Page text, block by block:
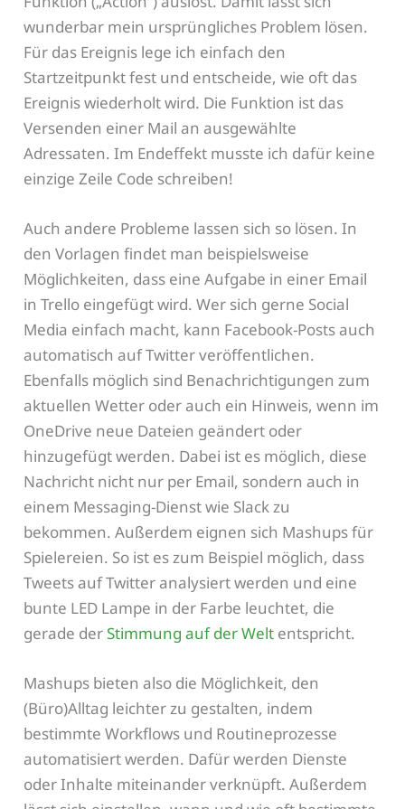
wunderbar mein ursprüngliches Problem lösen.
Für das Ereignis lege ich einfach den
Startzeitpunkt fest und entscheide, wie oft das
Ereignis wiederholt wird. Die Funktion ist das
Versenden einer Mail an ausgewählte
Adressaten. Im Endeffekt musste ich dafür keine
einzige Zeile Code schreiben!
Auch andere Probleme lassen sich so lösen. In
den Vorlagen findet man beispielsweise
Möglichkeiten, dass eine Aufgabe in einer Email
in Trello eingefügt wird. Wer sich gerne Social
Media einfach macht, kann Facebook-Posts auch
automatisch auf Twitter veröffentlichen.
Ebenfalls möglich sind Benachrichtigungen zum
aktuellen Wetter oder auch ein Hinweis, wenn im
OneDrive neue Dateien geändert oder
hinzugefügt werden. Dabei ist es möglich, diese
Nachricht nicht nur per Email, sondern auch in
einem Messaging-Dienst wie Slack zu
bekommen. Außerdem eignen sich Mashups für
Spielereien. So ist es zum Beispiel möglich, dass
Tweets auf Twitter analysiert werden und eine
bunte LED Lampe in der Farbe leuchtet, die
gerade der Stimmung auf der Welt entspricht.
Mashups bieten also die Möglichkeit, den
(Büro)Alltag leichter zu gestalten, indem
bestimmte Workflows und Routineprozesse
automatisiert werden. Dafür werden Dienste
oder Inhalte miteinander verknüpft. Außerdem